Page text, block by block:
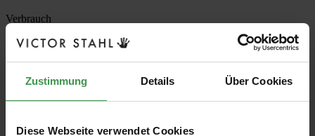
Zustimmung Details Über Cookies
Diese Webseite verwendet Cookies
Verbrauch
11,77 €
Grundpreis: 11,77 € / Stück
inkl. 19 % USt